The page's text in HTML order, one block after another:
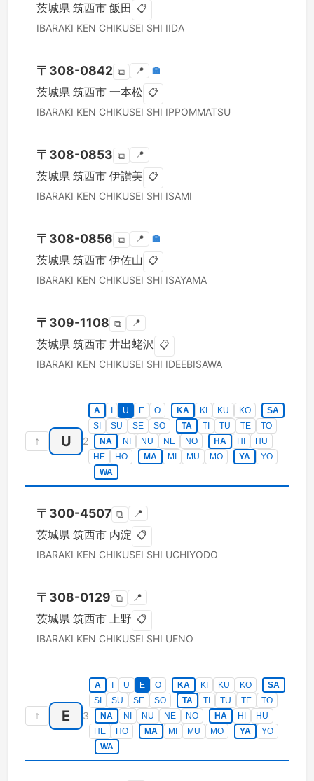
茨城県 筑西市 飯田 📋
IBARAKI KEN CHIKUSEI SHI IIDA
〒 308-0842 ⧉ 📍 🏣
茨城県 筑西市 一本松 📋
IBARAKI KEN CHIKUSEI SHI IPPOMMATSU
〒 308-0853 ⧉ 📍
茨城県 筑西市 伊讃美 📋
IBARAKI KEN CHIKUSEI SHI ISAMI
〒 308-0856 ⧉ 📍 🏣
茨城県 筑西市 伊佐山 📋
IBARAKI KEN CHIKUSEI SHI ISAYAMA
〒 309-1108 ⧉ 📍
茨城県 筑西市 井出蛯沢 📋
IBARAKI KEN CHIKUSEI SHI IDEEBISAWA
↑ U 2
A U E O KA KI KU KO
SA
SI
SU SE SO TA TI TU TE
TO
NA
NI NU NE NO HA HI
HU
HE
HO MA MI MU MO YA
YO
WA
〒 300-4507 ⧉ 📍
茨城県 筑西市 内淀 📋
IBARAKI KEN CHIKUSEI SHI UCHIYODO
〒 308-0129 ⧉ 📍
茨城県 筑西市 上野 📋
IBARAKI KEN CHIKUSEI SHI UENO
↑ E 3
A U E O KA KI KU KO
SA
SI
SU SE SO TA TI TU TE
TO
NA
NI NU NE NO HA HI
HU
HE
HO MA MI MU MO YA
YO
WA